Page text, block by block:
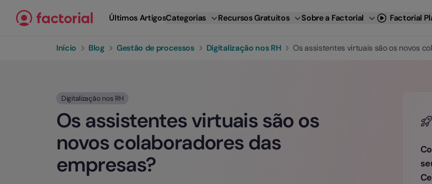
Últimos ArtigosCategorias Recursos Gratuitos Sobre a Factorial Factorial
Início Blog Gestão de processos Digitalização nos RH Os assistentes virtuais são os novos
Digitalização nos RH
Os assistentes virtuais são os
novos colaboradores das
empresas?